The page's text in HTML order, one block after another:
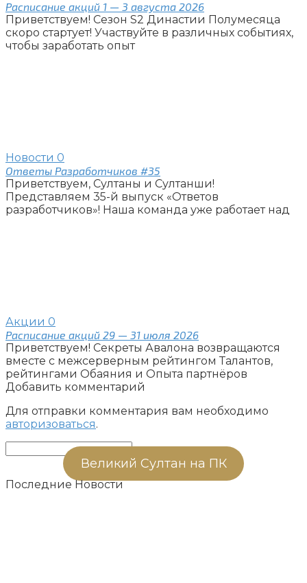
Расписание акций 1 — 3 августа 2026
Приветствуем! Сезон S2 Династии Полумесяца
скоро стартует! Участвуйте в различных событиях,
чтобы заработать опыт
Новости 0
Ответы Разработчиков #35
Приветствуем, Султаны и Султанши!
Представляем 35-й выпуск «Ответов
разработчиков»! Наша команда уже работает над
Акции 0
Расписание акций 29 — 31 июля 2026
Приветствуем! Секреты Авалона возвращаются
вместе с межсерверным рейтингом Талантов,
рейтингами Обаяния и Опыта партнёров
Добавить комментарий
Для отправки комментария вам необходимо
авторизоваться.
Великий Султан на ПК
Последние Новости